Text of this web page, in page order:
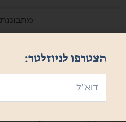
מתבוננת
הצטרפו לניוזלטר: